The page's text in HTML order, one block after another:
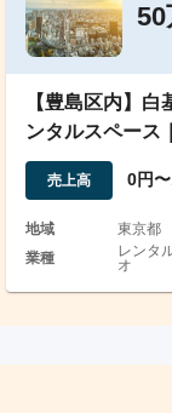
50
【豊島区内】
ンタルスペース
ィ多目的運営
売上高 0円
地域
東京都
業種
レンタ
オ